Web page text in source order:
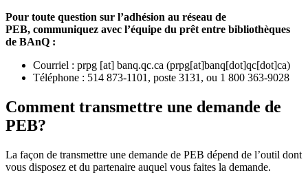
Pour toute question sur l’adhésion au réseau de
PEB, communiquez avec l’équipe du prêt entre bibliothèques
de BAnQ :
Courriel : prpg [at] banq.qc.ca (prpg[at]banq[dot]qc[dot]ca)
Téléphone : 514 873-1101, poste 3131, ou 1 800 363-9028
Comment transmettre une demande de
PEB?
La façon de transmettre une demande de PEB dépend de l’outil dont
vous disposez et du partenaire auquel vous faites la demande.